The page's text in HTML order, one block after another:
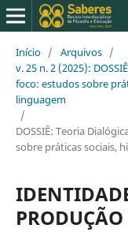
Início / Arquivos /
v. 25 n. 2 (2025):
foco: estudos sobre
linguagem
/
DOSSIÊ: Teoria
sobre práticas sociais,
PRODUÇÃO